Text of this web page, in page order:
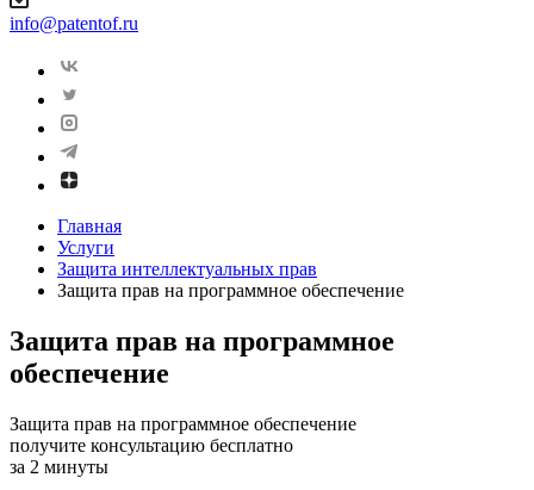
info@patentof.ru
Главная
Услуги
Защита интеллектуальных прав
Защита прав на программное обеспечение
Защита прав на программное
обеспечение
Защита прав на программное обеспечение
получите консультацию бесплатно
за 2 минуты